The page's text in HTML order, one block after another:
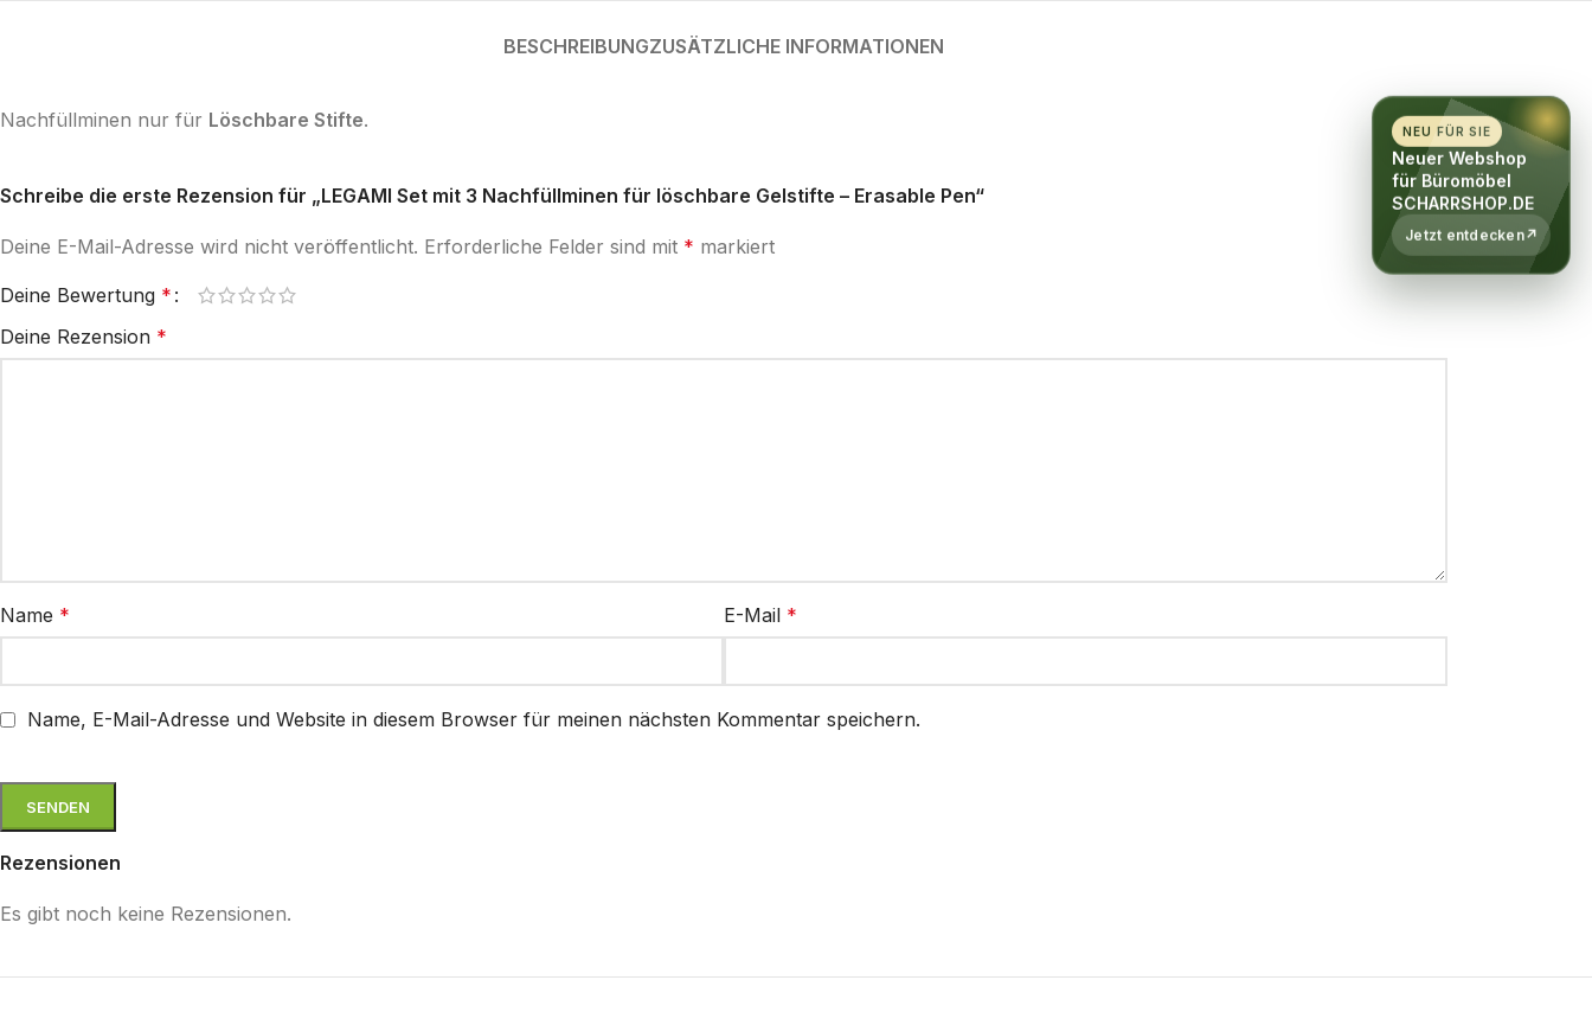
BESCHREIBUNGZUSÄTZLICHE INFORMATIONEN
Nachfüllminen nur für Löschbare Stifte.
Rezensionen
Es gibt noch keine Rezensionen.
Schreibe die erste Rezension für „LEGAMI Set mit 3 Nachfüllminen für löschbare Gelstifte – Erasable Pen“
Deine E-Mail-Adresse wird nicht veröffentlicht. Erforderliche Felder sind mit * markiert
Deine Bewertung *
Deine Rezension *
Name * E-Mail *
Name, E-Mail-Adresse und Website in diesem Browser für meinen nächsten Kommentar speichern.
NEU FÜR SIE
Neuer Webshop
für Büromöbel
SCHARRSHOP.DE
Jetzt entdecken↗